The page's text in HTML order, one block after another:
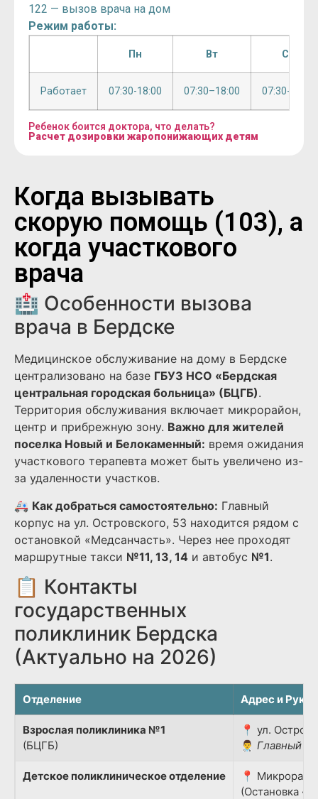
122 — вызов врача на дом
Режим работы:
Пн Вт Ср
Работает 07:30-18:00 07:30–18:00 07:30-18:00
Ребенок боится доктора, что делать?
Расчет дозировки жаропонижающих детям
Когда вызывать
скорую помощь (103), а
когда участкового
врача
🏥 Особенности вызова
врача в Бердске
Медицинское обслуживание на дому в Бердске
централизовано на базе ГБУЗ НСО «Бердская
центральная городская больница» (БЦГБ).
Территория обслуживания включает микрорайон,
центр и прибрежную зону. Важно для жителей
поселка Новый и Белокаменный: время ожидания
участкового терапевта может быть увеличено из-
за удаленности участков.
🚑 Как добраться самостоятельно: Главный
корпус на ул. Островского, 53 находится рядом с
остановкой «Медсанчасть». Через нее проходят
маршрутные такси №11, 13, 14 и автобус №1.
📋 Контакты
государственных
поликлиник Бердска
(Актуально на 2026)
Отделение Адрес и
Взрослая поликлиника №1
(БЦГБ)
📍 ул.
👨‍⚕️ Главный
Детское поликлиническое отделение
📍
(Остановка